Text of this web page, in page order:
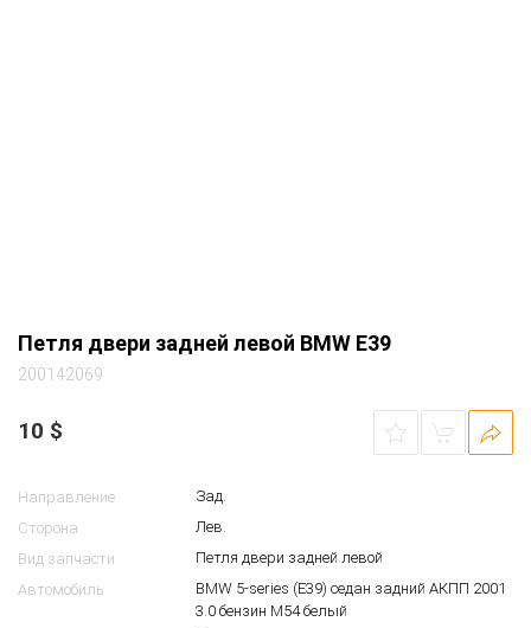
Петля двери задней левой BMW E39
200142069
10 $
Направление
Зад.
Сторона
Лев.
Вид запчасти
Петля двери задней левой
Автомобиль
BMW 5-series (E39) седан задний АКПП 2001
3.0 бензин M54 белый